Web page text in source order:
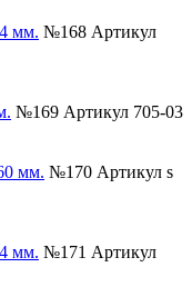
№168 Артикул
№169 Артикул 705-03
№170 Артикул s
№171 Артикул